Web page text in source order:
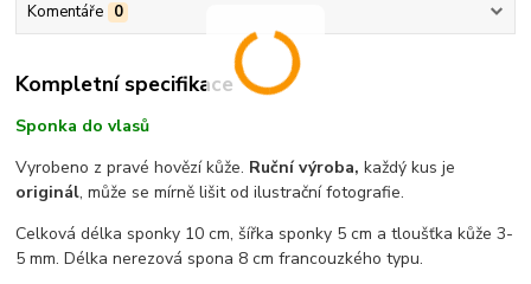
Komentáře 0
Kompletní specifikace
Sponka do vlasů
Vyrobeno z pravé hovězí kůže. Ruční výroba, každý kus je
originál, může se mírně lišit od ilustrační fotografie.
Celková délka sponky 10 cm, šířka sponky 5 cm a tloušťka kůže 3-
5 mm. Délka nerezová spona 8 cm francouzkého typu.